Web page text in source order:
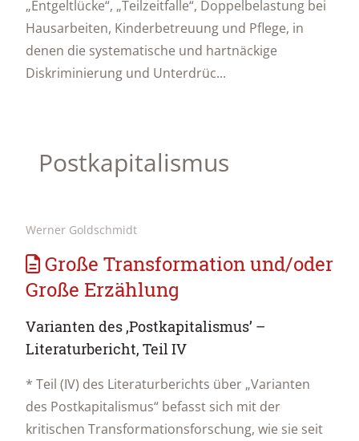
„Entgeltlücke“, „Teilzeitfalle“, Doppelbelastung bei
Hausarbeiten, Kinderbetreuung und Pflege, in
denen die systematische und hartnäckige
Diskriminierung und Unterdrüc...
Postkapitalismus
Werner Goldschmidt
Große Transformation und/oder
Große Erzählung
Varianten des ‚Postkapitalismus’ –
Literaturbericht, Teil IV
* Teil (IV) des Literaturberichts über „Varianten
des Postkapitalismus“ befasst sich mit der
kritischen Transformationsforschung, wie sie seit